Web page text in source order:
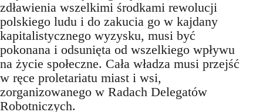
zdławienia wszelkimi środkami rewolucji
polskiego ludu i do zakucia go w kajdany
kapitalistycznego wyzysku, musi być
pokonana i odsunięta od wszelkiego wpływu
na życie społeczne. Cała władza musi przejść
w ręce proletariatu miast i wsi,
zorganizowanego w Radach Delegatów
Robotniczych.